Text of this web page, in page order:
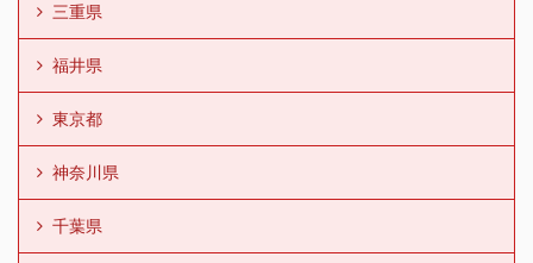
三重県
福井県
東京都
神奈川県
千葉県